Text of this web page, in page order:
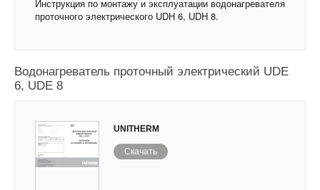
Инструкция по монтажу и эксплуатации водонагревателя
проточного электрического UDH 6, UDH 8.
Водонагреватель проточный электрический UDE
6, UDE 8
UNITHERM
Скачать